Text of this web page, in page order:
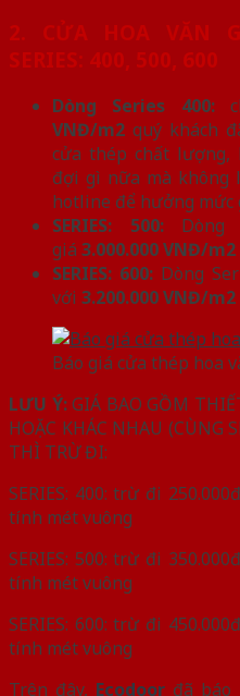
2. CỬA HOA VĂN
SERIES: 400, 500, 600
Dòng Series 400:
VNĐ/m2 quý khách
cửa thép chất lượng,
đợi gì nữa mà không
hotline để hưởng mức
SERIES: 500:Dòng
giá 3.000.000 VNĐ/m2
SERIES: 600: Dòng
với 3.200.000 VNĐ/m2
Báo giá cửa thép hoa
LƯU Ý:GIÁ BAO GỒM
HOẶC KHÁC NHAU (CÙNG
THÌ TRỪ ĐI:
SERIES: 400: trừ đi
tính mét vuông
SERIES: 500: trừ đi
tính mét vuông
SERIES: 600: trừ đi
tính mét vuông
Trên đây, Ecodoor đã báo